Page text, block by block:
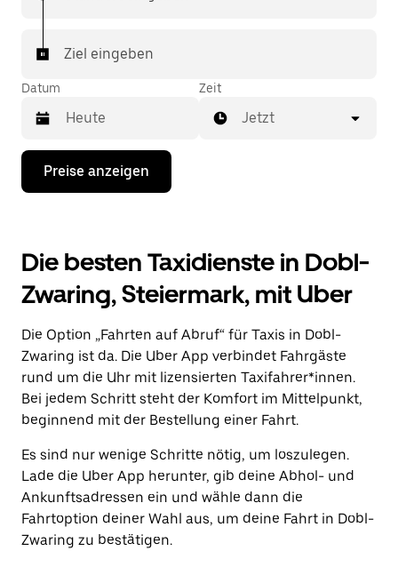
Ziel eingeben
Datum
Drücke
Nach-
mit
dem
Kalender
zu
und
ein
Datum
auszuwählen.
Drücke
die
Escape-
Taste,
um
den
Kalender
zu
schließen.
Zeit
Jetzt
Preise anzeigen
Die besten Taxidienste in Dobl-
Zwaring, Steiermark, mit Uber
Die Option „Fahrten auf Abruf“ für Taxis in Dobl-
Zwaring ist da. Die Uber App verbindet Fahrgäste
rund um die Uhr mit lizensierten Taxifahrer*innen.
Bei jedem Schritt steht der Komfort im Mittelpunkt,
beginnend mit der Bestellung einer Fahrt.
Es sind nur wenige Schritte nötig, um loszulegen.
Lade die Uber App herunter, gib deine Abhol- und
Ankunftsadressen ein und wähle dann die
Fahrtoption deiner Wahl aus, um deine Fahrt in Dobl-
Zwaring zu bestätigen.